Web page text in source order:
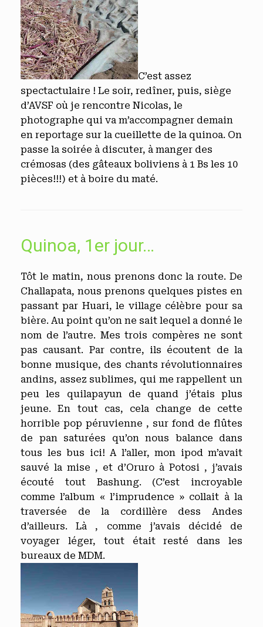
C’est assez
spectactulaire ! Le soir, redîner, puis, siège
d’AVSF où je rencontre Nicolas, le
photographe qui va m’accompagner demain
en reportage sur la cueillette de la quinoa. On
passe la soirée à discuter, à manger des
crémosas (des gâteaux boliviens à 1 Bs les 10
pièces!!!) et à boire du maté.
Quinoa, 1er jour…
Tôt le matin, nous prenons donc la route. De
Challapata, nous prenons quelques pistes en
passant par Huari, le village célèbre pour sa
bière. Au point qu’on ne sait lequel a donné le
nom de l’autre. Mes trois compères ne sont
pas causant. Par contre, ils écoutent de la
bonne musique, des chants révolutionnaires
andins, assez sublimes, qui me rappellent un
peu les quilapayun de quand j’étais plus
jeune. En tout cas, cela change de cette
horrible pop péruvienne , sur fond de flûtes
de pan saturées qu’on nous balance dans
tous les bus ici! A l’aller, mon ipod m’avait
sauvé la mise , et d’Oruro à Potosi , j’avais
écouté tout Bashung. (C’est incroyable
comme l’album « l’imprudence » collait à la
traversée de la cordillère dess Andes
d’ailleurs. Là , comme j’avais décidé de
voyager léger, tout était resté dans les
bureaux de MDM.